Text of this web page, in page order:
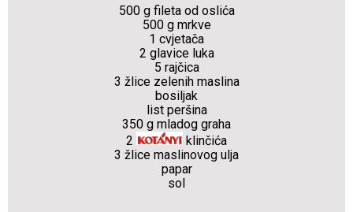
500 g fileta od oslića
500 g mrkve
1 cvjetača
2 glavice luka
5 rajčica
3 žlice zelenih maslina
bosiljak
list peršina
350 g mladog graha
2
klinčića
3 žlice maslinovog ulja
papar
sol